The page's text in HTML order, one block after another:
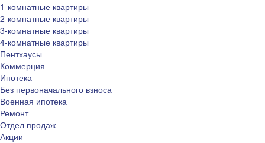
1-комнатные квартиры
2-комнатные квартиры
3-комнатные квартиры
4-комнатные квартиры
Пентхаусы
Коммерция
Ипотека
Без первоначального взноса
Военная ипотека
Ремонт
Отдел продаж
Акции